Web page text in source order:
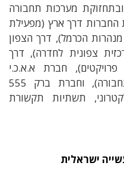
מערכות תחבורה
דרך ארץ (מפעילת
מנהרות הכרמל), דרך הצפון
צפונית לחדרה), דרך
חברת א.א.כ.י
(המתמחה בתחום החשמל בתחבורה), וחברת ברק 555
תשתיות תקשורת
ישראלית